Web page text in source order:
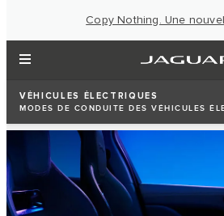
Copy Nothing. Une
VÉHICULES ÉLECTRIQUES
MODES DE CONDUITE DES VÉHICULES